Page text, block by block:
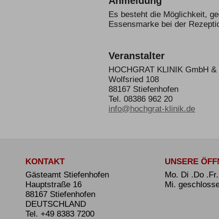
Es besteht die Möglichkeit,
Essensmarke bei der
Veranstalter
HOCHGRAT KLINIK GmbH &
Wolfsried 108
88167 Stiefenhofen
Tel. 08386 962 20
info@hochgrat-klinik.de
KONTAKT
Gästeamt Stiefenhofen
Hauptstraße 16
88167 Stiefenhofen
DEUTSCHLAND
Tel. +49 8383 7200
UNSERE
Mo. Di .Do
Mi.